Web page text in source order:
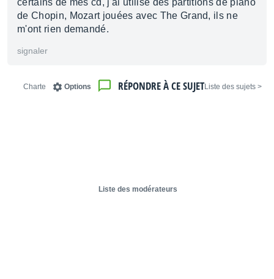
certains de mes cd, j'ai utilisé des partitions de piano
de Chopin, Mozart jouées avec The Grand, ils ne
m'ont rien demandé.
signaler
< Liste des sujets
RÉPONDRE À CE SUJET
Options
Charte
Liste des modérateurs